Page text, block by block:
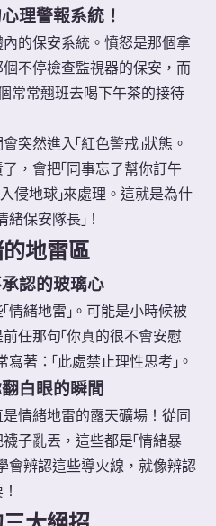
理警報系統！
的保安系統。憤怒是那個拿
不停檢查監視器的保安，而
常常翹班去喝下午茶的接待
然進入「紅色警戒」狀態。
，會把「同事忘了幫你訂午
侵地球」來處理。這就是為什
保安隊長」！
地雷區
認的玻璃心
情緒地雷」。可能是小時候被
任那句「你真的很不會安慰
著：「此處禁止理性思考」。
白眼的瞬間
情緒地雷的露天礦場！從同
子亂丟，這些都是「情緒暴
會辨認這些導火線，就像辨認